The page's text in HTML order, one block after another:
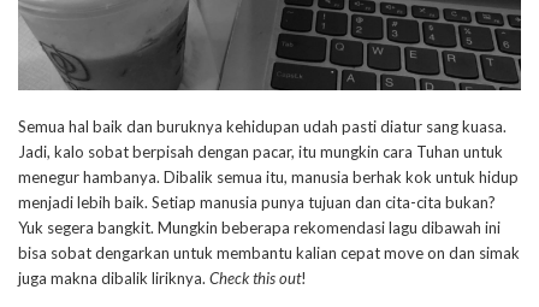
Semua hal baik dan buruknya kehidupan udah pasti diatur sang kuasa.
Jadi, kalo sobat berpisah dengan pacar, itu mungkin cara Tuhan untuk
menegur hambanya. Dibalik semua itu, manusia berhak kok untuk hidup
menjadi lebih baik. Setiap manusia punya tujuan dan cita-cita bukan?
Yuk segera bangkit. Mungkin beberapa rekomendasi lagu dibawah ini
bisa sobat dengarkan untuk membantu kalian cepat move on dan simak
juga makna dibalik liriknya. Check this out!